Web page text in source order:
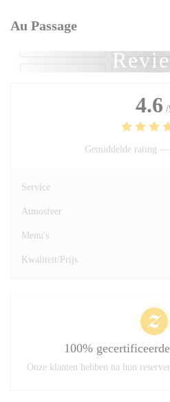
Au Passage
4.6 /
Gemiddelde rating —
Service
Atmosfeer
Menu's
Kwaliteit/Prijs
100%
Onze klanten hebben na hun